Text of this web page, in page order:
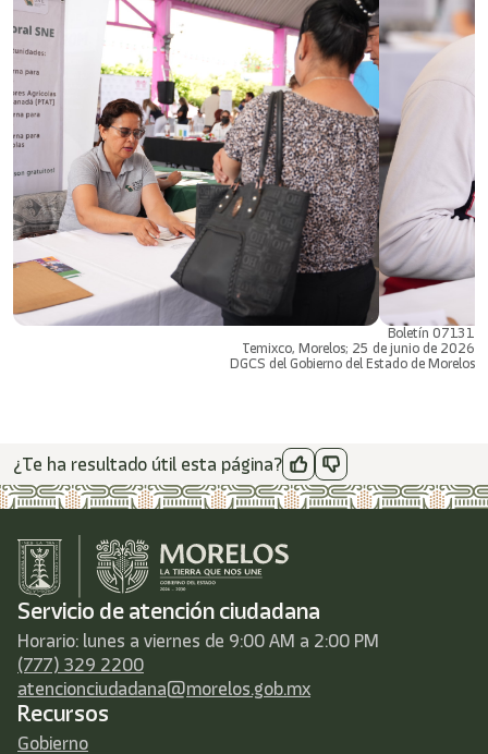
Boletín 07131
Temixco, Morelos; 25 de junio de 2026
DGCS del Gobierno del Estado de Morelos
¿Te ha resultado útil esta página?
Servicio de atención ciudadana
Horario: lunes a viernes de 9:00 AM a 2:00 PM
(777) 329 2200
atencionciudadana@morelos.gob.mx
Recursos
Gobierno